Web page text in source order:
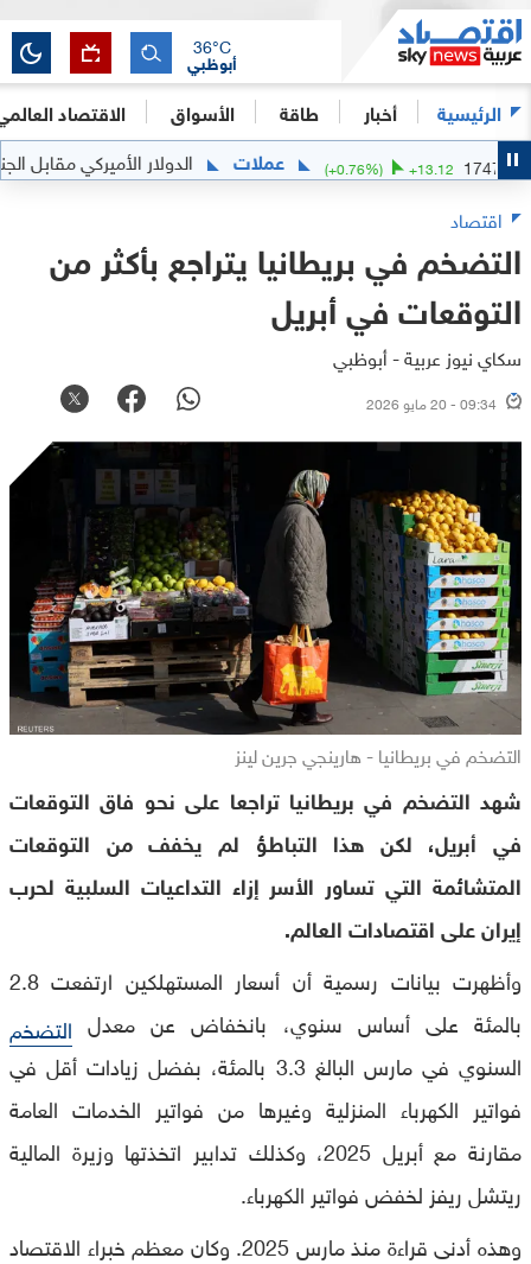
الرئيسية أخبار طاقة الأسواق الاقتصاد
أبوظبي
36°C
+13.12
(+ 0.76%) عملات
الدولار الأميركي مقابل الجنيه
اقتصاد
التضخم في بريطانيا يتراجع بأكثر من
التوقعات في أبريل
سكاي نيوز عربية - أبوظبي
09:34 - 20 مايو 2026
التضخم في بريطانيا - هارينجي جرين لينز
شهد التضخم في بريطانيا تراجعا على نحو فاق التوقعات
في أبريل، لكن هذا التباطؤ لم يخفف من التوقعات
المتشائمة التي تساور الأسر إزاء التداعيات السلبية لحرب
إيران على اقتصادات العالم.
وأظهرت بيانات رسمية أن أسعار المستهلكين ارتفعت 2.8
بالمئة على أساس سنوي، بانخفاض عن معدل التضخم
السنوي في مارس البالغ 3.3 بالمئة، بفضل زيادات أقل في
فواتير الكهرباء المنزلية وغيرها من فواتير الخدمات العامة
مقارنة مع أبريل 2025، وكذلك تدابير اتخذتها وزيرة المالية
ريتشل ريفز لخفض فواتير الكهرباء.
وهذه أدنى قراءة منذ مارس 2025. وكان معظم خبراء الاقتصاد